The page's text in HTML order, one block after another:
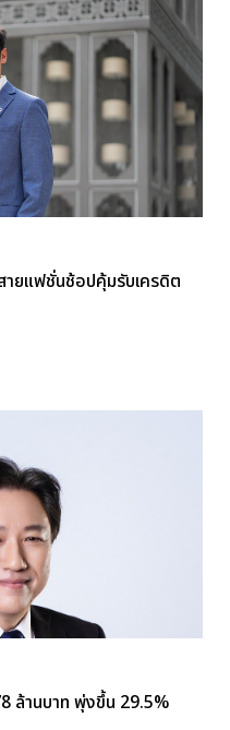
ยแฟชั่นช้อปคุ้มรับเครดิต
ล้านบาท พุ่งขึ้น 29.5%